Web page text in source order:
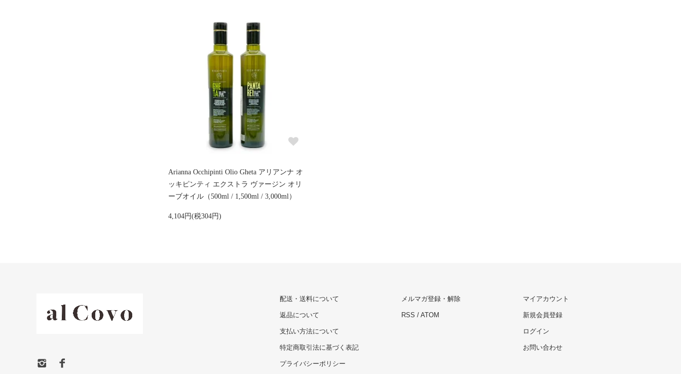
Arianna Occhipinti Olio Gheta アリアンナ オ
ッキピンティ エクストラ ヴァージン オリ
ーブオイル（500ml / 1,500ml / 3,000ml）
4,104円(税304円)
配送・送料について
返品について
支払い方法について
特定商取引法に基づく表記
プライバシーポリシー
メルマガ登録・解除
RSS / ATOM
マイアカウント
新規会員登録
ログイン
お問い合わせ